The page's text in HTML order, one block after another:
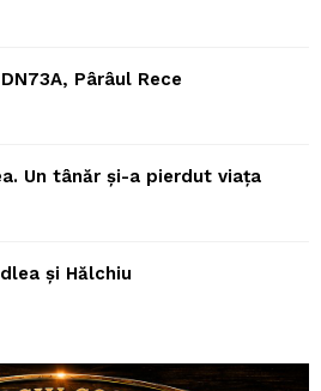
Pârâul Rece
Un tânăr și-a pierdut viața
și Hălchiu